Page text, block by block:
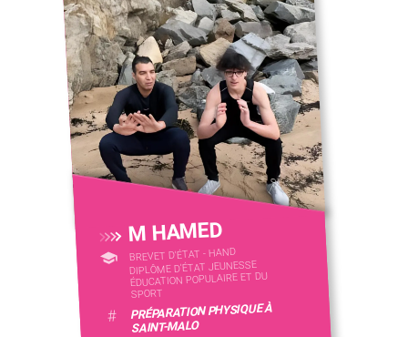
M HAMED
BREVET D'ÉTAT - HAND
DIPLÔME D'ÉTAT JEUNESSE
ÉDUCATION POPULAIRE ET DU
SPORT
# PRÉPARATION PHYSIQUE À
SAINT-MALO